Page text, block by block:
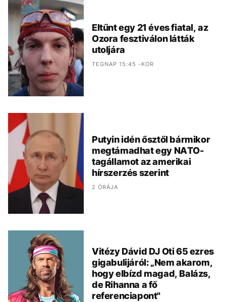
Eltűnt egy 21 éves fiatal, az
Ozora fesztiválon látták
utoljára
TEGNAP 15:45 -KOR
Putyin idén ősztől bármikor
megtámadhat egy NATO-
tagállamot az amerikai
hírszerzés szerint
2 ÓRÁJA
Vitézy Dávid DJ Oti 65 ezres
gigabulijáról: „Nem akarom,
hogy elbízd magad, Balázs,
de Rihanna a fő
referenciapont"